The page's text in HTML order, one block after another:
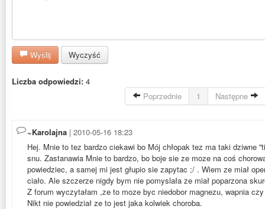
Wyślij Wyczyść
Liczba odpowiedzi: 4
Poprzednie
1 Następne
~Karolajna | 2010-05-16 18:23
Hej. Mnie to tez bardzo ciekawi bo Mój chłopak tez ma taki dziwne
snu. Zastanawia Mnie to bardzo, bo boje sie ze moze na coś
powiedziec, a samej mi jest głupio sie zapytac ;/ . Wiem ze miał
ciało. Ale szczerze nigdy bym nie pomyslała ze miał poparzona
Z forum wyczytałam ,ze to moze byc niedobor magnezu, wapnia
Nikt nie powiedział ze to jest jaka kolwiek choroba.